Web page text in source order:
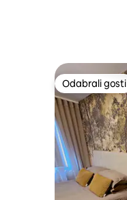
Odabrali gosti
Odabrali gosti